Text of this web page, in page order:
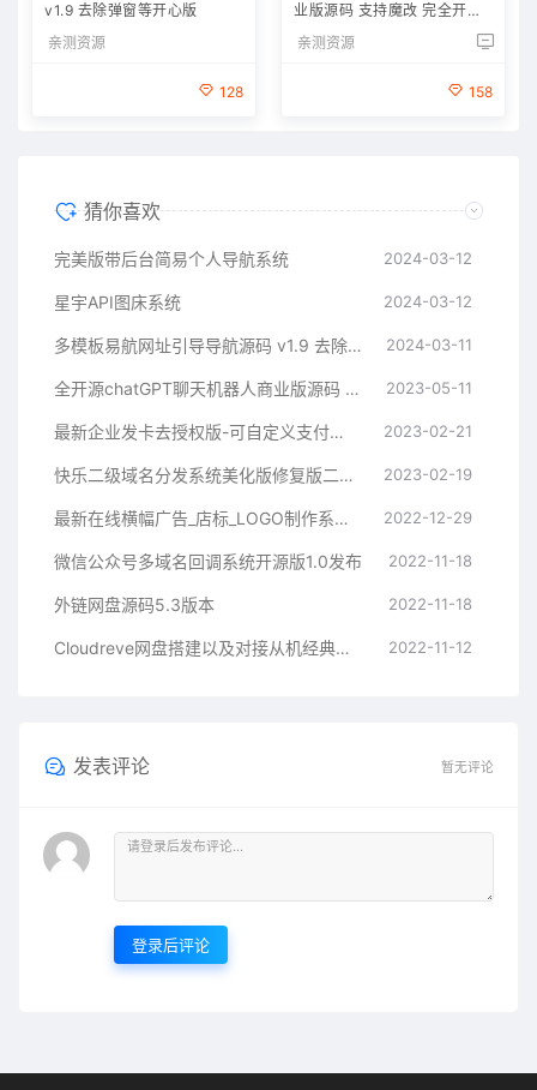
v1.9 去除弹窗等开心版
亲测资源
128
业版源码 支持魔改 完全开放
源代码
亲测资源
158
猜你喜欢
完美版带后台简易个人导航系统 2024-03-12
星宇API图床系统 2024-03-12
多模板易航网址引导导航源码 v1.9 去除弹窗等开心版 2024-03-11
全开源chatGPT聊天机器人商业版源码 支持魔改 完全开放源代码 2023-05-11
最新企业发卡去授权版-可自定义支付接口 2023-02-21
快乐二级域名分发系统美化版修复版二开版 2023-02-19
最新在线横幅广告_店标_LOGO制作系统源码本地接口版 2022-12-29
微信公众号多域名回调系统开源版1.0发布 2022-11-18
外链网盘源码5.3版本 2022-11-18
Cloudreve网盘搭建以及对接从机经典教程 2022-11-12
发表评论 暂无评论
登录后评论